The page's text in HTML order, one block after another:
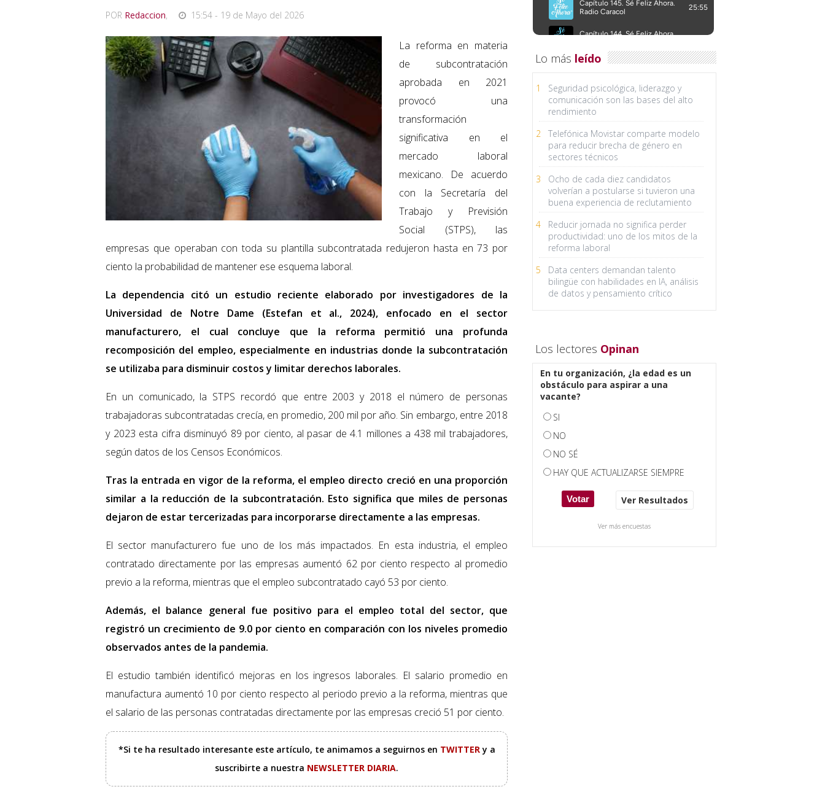
POR Redaccion, 15:54 - 19 de Mayo del 2026
La reforma en materia
de subcontratación
aprobada en 2021
provocó una
transformación
significativa en el
mercado laboral
mexicano. De acuerdo
con la Secretaría del
Trabajo y Previsión
Social (STPS), las
empresas que operaban con toda su plantilla subcontratada redujeron hasta en 73 por
ciento la probabilidad de mantener ese esquema laboral.
La dependencia citó un estudio reciente elaborado por investigadores de la
Universidad de Notre Dame (Estefan et al., 2024), enfocado en el sector
manufacturero, el cual concluye que la reforma permitió una profunda
recomposición del empleo, especialmente en industrias donde la subcontratación
se utilizaba para disminuir costos y limitar derechos laborales.
En un comunicado, la STPS recordó que entre 2003 y 2018 el número de personas
trabajadoras subcontratadas crecía, en promedio, 200 mil por año. Sin embargo, entre 2018
y 2023 esta cifra disminuyó 89 por ciento, al pasar de 4.1 millones a 438 mil trabajadores,
según datos de los Censos Económicos.
Tras la entrada en vigor de la reforma, el empleo directo creció en una proporción
similar a la reducción de la subcontratación. Esto significa que miles de personas
dejaron de estar tercerizadas para incorporarse directamente a las empresas.
El sector manufacturero fue uno de los más impactados. En esta industria, el empleo
contratado directamente por las empresas aumentó 62 por ciento respecto al promedio
previo a la reforma, mientras que el empleo subcontratado cayó 53 por ciento.
Además, el balance general fue positivo para el empleo total del sector, que
registró un crecimiento de 9.0 por ciento en comparación con los niveles promedio
observados antes de la pandemia.
El estudio también identificó mejoras en los ingresos laborales. El salario promedio en
manufactura aumentó 10 por ciento respecto al periodo previo a la reforma, mientras que
el salario de las personas contratadas directamente por las empresas creció 51 por ciento.
*Si te ha resultado interesante este artículo, te animamos a seguirnos en TWITTERy a
suscribirte a nuestra NEWSLETTER DIARIA.
Lo más leído
1
Seguridad psicológica, liderazgo y
comunicación son las bases del alto
rendimiento
2
Telefónica Movistar comparte modelo
para reducir brecha de género en
sectores técnicos
3
Ocho de cada diez candidatos
volverían a postularse si tuvieron una
buena experiencia de reclutamiento
4
Reducir jornada no significa perder
productividad: uno de los mitos de la
reforma laboral
5
Data centers demandan talento
bilingüe con habilidades en IA, análisis
de datos y pensamiento crítico
Los lectores Opinan
En tu organización, ¿la edad es un
obstáculo para aspirar a una
vacante?
SI
NO
NO SÉ
HAY QUE ACTUALIZARSE SIEMPRE
Ver Resultados
Ver más encuestas